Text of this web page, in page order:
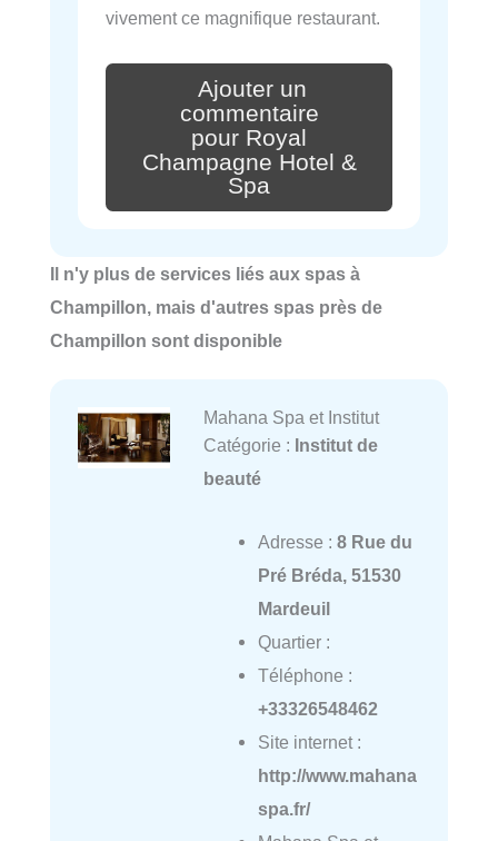
vivement ce magnifique restaurant.
Ajouter un
commentaire
pour Royal
Champagne Hotel &
Spa
Il n'y plus de services liés aux spas à
Champillon, mais d'autres spas près de
Champillon sont disponible
Mahana Spa et Institut
Catégorie : Institut de
beauté
Adresse : 8 Rue du
Pré Bréda, 51530
Mardeuil
Quartier :
Téléphone :
+33326548462
Site internet :
http://www.mahana
spa.fr/